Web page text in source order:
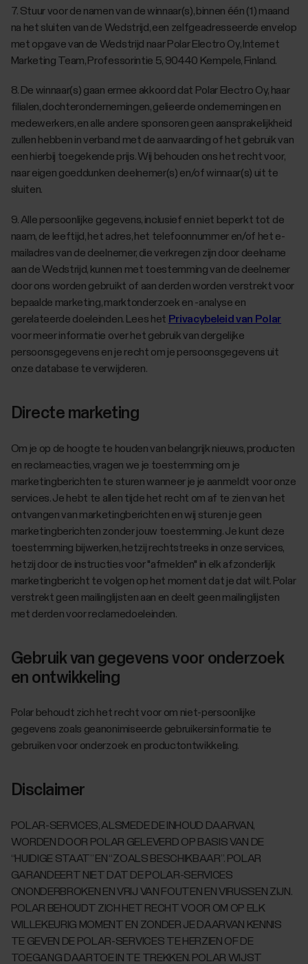
‎7. Stuur voor de namen van de winnaar(s), binnen één (1) maand
na het sluiten van de Wedstrijd, een zelfgeadresseerde envelop
met opgave van de Wedstrijd naar Polar Electro Oy, Internet
Marketing Team, Professorintie 5, 90440 Kempele, Finland.
‎8. De winnaar(s) gaan ermee akkoord dat Polar Electro Oy, haar
filialen, dochterondernemingen, gelieerde ondernemingen en
medewerkers, en alle andere sponsoren geen aansprakelijkheid
zullen hebben in verband met de aanvaarding of het gebruik van
een hierbij toegekende prijs. Wij behouden ons het recht voor,
naar eigen goeddunken deelnemer(s) en/of winnaar(s) uit te
sluiten.
‎9. Alle persoonlijke gegevens, inclusief en niet beperkt tot de
naam, de leeftijd, het adres, het telefoonnummer en/of het e-
mailadres van de deelnemer, die verkregen zijn door deelname
aan de Wedstrijd, kunnen met toestemming van de deelnemer
door ons worden gebruikt of aan derden worden verstrekt voor
bepaalde marketing, marktonderzoek en -analyse en
gerelateerde doeleinden. Lees het Privacybeleid van Polar
voor meer informatie over het gebruik van dergelijke
persoonsgegevens en je recht om je persoonsgegevens uit
onze database te verwijderen.
Directe marketing
Om je op de hoogte te houden van belangrijk nieuws, producten
en reclameacties, vragen we je toestemming om je
marketingberichten te sturen wanneer je je aanmeldt voor onze
services. Je hebt te allen tijde het recht om af te zien van het
ontvangen van marketingberichten en wij sturen je geen
marketingberichten zonder jouw toestemming. Je kunt deze
toestemming bijwerken, hetzij rechtstreeks in onze services,
hetzij door de instructies voor "afmelden" in elk afzonderlijk
marketingbericht te volgen op het moment dat je dat wilt. Polar
verstrekt geen mailinglijsten aan en deelt geen mailinglijsten
met derden voor reclamedoeleinden.
Gebruik van gegevens voor onderzoek
en ontwikkeling
Polar behoudt zich het recht voor om niet-persoonlijke
gegevens zoals geanonimiseerde gebruikersinformatie te
gebruiken voor onderzoek en productontwikkeling.
Disclaimer
POLAR-SERVICES, ALSMEDE DE INHOUD DAARVAN,
WORDEN DOOR POLAR GELEVERD OP BASIS VAN DE
“HUIDIGE STAAT” EN “ZOALS BESCHIKBAAR”. POLAR
GARANDEERT NIET DAT DE POLAR-SERVICES
ONONDERBROKEN EN VRIJ VAN FOUTEN EN VIRUSSEN ZIJN.
POLAR BEHOUDT ZICH HET RECHT VOOR OM OP ELK
WILLEKEURIG MOMENT EN ZONDER JE DAARVAN KENNIS
TE GEVEN DE POLAR-SERVICES TE HERZIEN OF DE
TOEGANG DAARTOE IN TE TREKKEN. POLAR WIJST